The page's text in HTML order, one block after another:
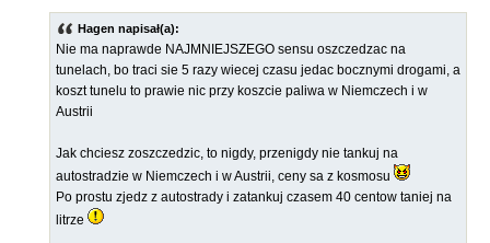
Hagen napisał(a):
Nie ma naprawde NAJMNIEJSZEGO sensu oszczedzac na
tunelach, bo traci sie 5 razy wiecej czasu jedac bocznymi drogami, a
koszt tunelu to prawie nic przy koszcie paliwa w Niemczech i w
Austrii
Jak chciesz zoszczedzic, to nigdy, przenigdy nie tankuj na
autostradzie w Niemczech i w Austrii, ceny sa z kosmosu
Po prostu zjedz z autostrady i zatankuj czasem 40 centow taniej na
litrze